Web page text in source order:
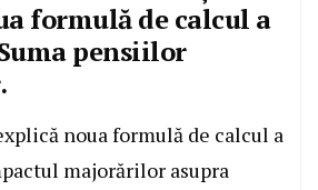
formulă de calcul a
pensiilor
noua formulă de calcul a
majorărilor asupra